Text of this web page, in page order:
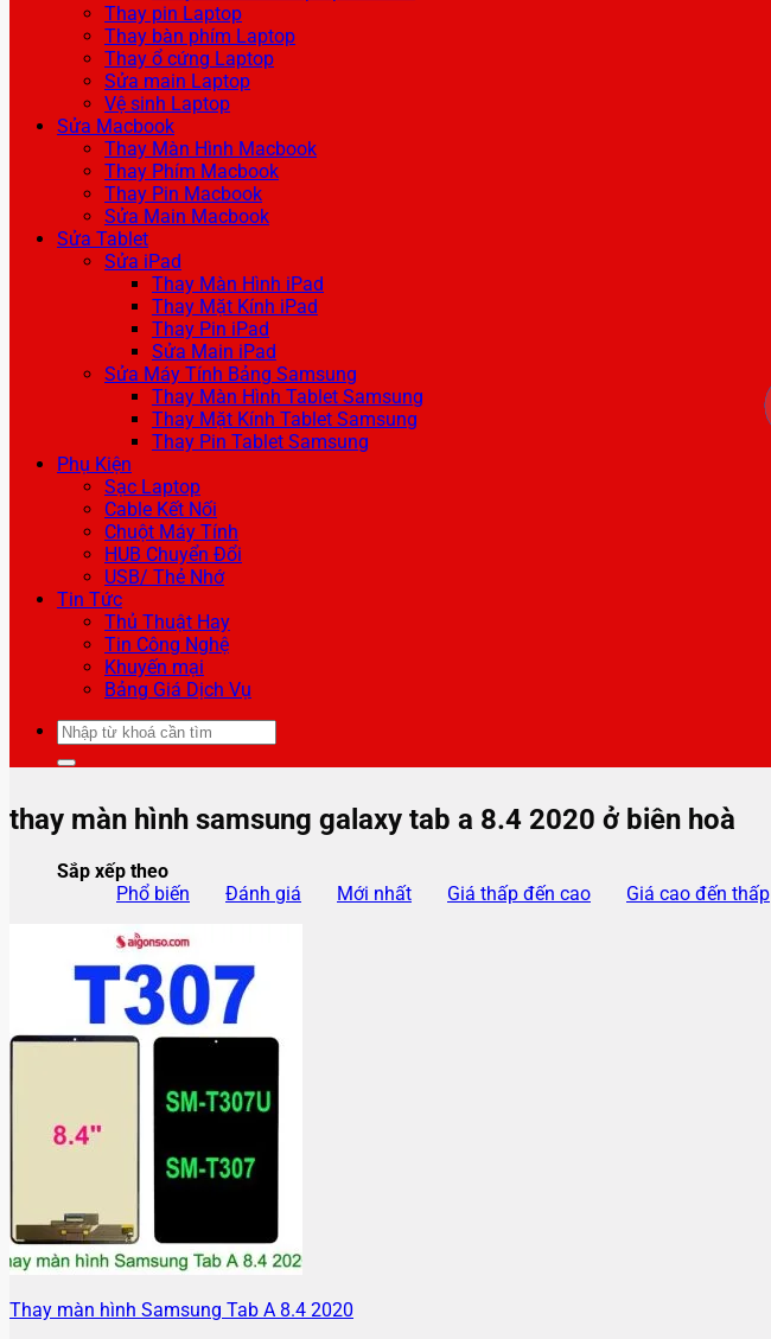
Thay pin Laptop
Thay bàn phím Laptop
Thay ổ cứng Laptop
Sửa main Laptop
Vệ sinh Laptop
Sửa Macbook
Thay Màn Hình Macbook
Thay Phím Macbook
Thay Pin Macbook
Sửa Main Macbook
Sửa Tablet
Sửa iPad
Thay Màn Hình iPad
Thay Mặt Kính iPad
Thay Pin iPad
Sửa Main iPad
Sửa Máy Tính Bảng Samsung
Thay Màn Hình Tablet Samsung
Thay Mặt Kính Tablet Samsung
Thay Pin Tablet Samsung
Phụ Kiện
Sạc Laptop
Cable Kết Nối
Chuột Máy Tính
HUB Chuyển Đổi
USB/ Thẻ Nhớ
Tin Tức
Thủ Thuật Hay
Tin Công Nghệ
Khuyến mại
Bảng Giá Dịch Vụ
Tìm
kiếm:
thay màn hình samsung galaxy tab a 8.4 2020 ở biên hoà
Sắp xếp theo
Phổ biến
Đánh giá Mới nhất Giá thấp đến cao Giá cao đến thấp
Thay màn hình Samsung Tab A 8.4 2020